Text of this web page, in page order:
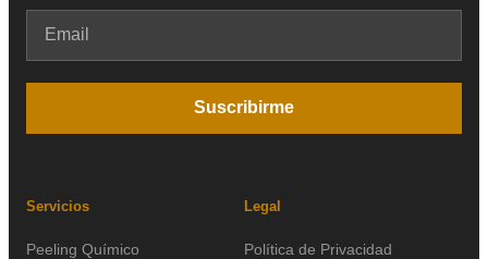
Suscribirme
Servicios
Peeling Químico
Legal
Política de Privacidad